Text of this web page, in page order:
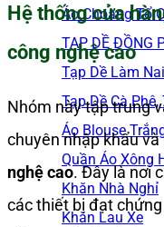
Áo Choàng Tổ
TẠP DỀ ĐỒNG
Tạp Dề Làm
Tạp Dề Cà Phê,
Áo Blouse
Quần Áo Xông
Khăn Nhà Nghỉ
Khăn Lau Xe
Hệ thống cửa
công nghệ cao
Nhóm này tập trung
chuyên nhập khẩu và
nghệ cao. Đây là nơi
các thiết bị đạt